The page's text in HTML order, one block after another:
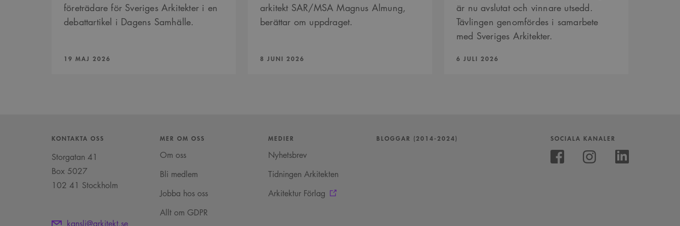
företrädare för Sveriges Arkitekter i en
debattartikel i Dagens Samhälle.
PUBLICERAD:
19 MAJ 2026
arkitekt SAR/MSA Magnus Almung,
berättar om uppdraget.
PUBLICERAD:
8 JUNI 2026
är nu avslutat och vinnare utsedd.
Tävlingen genomfördes i samarbete
med Sveriges Arkitekter.
PUBLICERAD:
6 JULI 2026
KONTAKTA OSS
Storgatan 41
Box 5027
102 41 Stockholm
kansli@arkitekt.se
MER OM OSS
Om oss
Bli medlem
Jobba hos oss
Allt om GDPR
MEDIER
Nyhetsbrev
Tidningen Arkitekten
Arkitektur Förlag
BLOGGAR (2014-2024) SOCIALA KANALER
Följ
oss